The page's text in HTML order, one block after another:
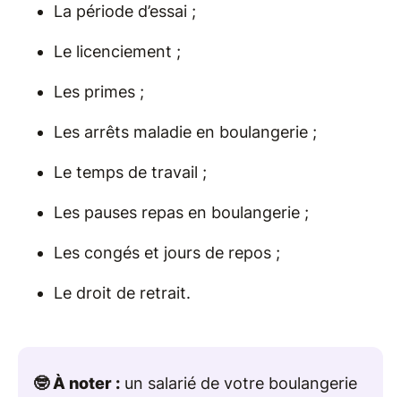
La période d’essai ;
Le licenciement ;
Les primes ;
Les arrêts maladie en boulangerie ;
Le temps de travail ;
Les pauses repas en boulangerie ;
Les congés et jours de repos ;
Le droit de retrait.
🤓 À noter : un salarié de votre boulangerie